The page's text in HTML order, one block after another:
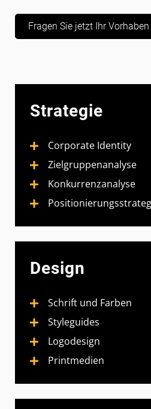
Fragen Sie jetzt Ihr
Strategie
Corporate Identity
Zielgruppenanalyse
Konkurrenzanalyse
Design
Schrift und Farben
Styleguides
Logodesign
Printmedien